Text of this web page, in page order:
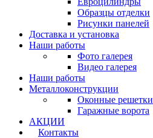
Образцы отделки
Рисунки панелей
Доставка и установка
Наши работы
Фото галерея
Видео галерея
Наши работы
Металлоконструкции
Оконные решетки
Гаражные ворота
АКЦИИ
Контакты